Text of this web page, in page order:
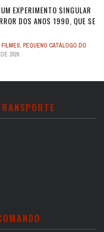
EXPERIMENTO SINGULAR
DOS ANOS 1990, QUE SE
FILMES, PEQUENO CATÁLOGO DO
2026